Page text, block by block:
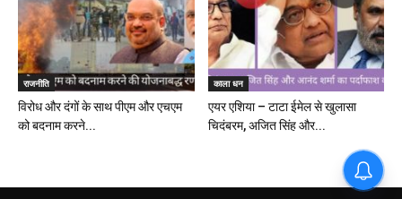
राजनीति
विरोध और दंगों के साथ पीएम और एचएम
को बदनाम करने...
काला धन
एयर एशिया – टाटा ईमेल से खुलासा
चिदंबरम, अजित सिंह और...